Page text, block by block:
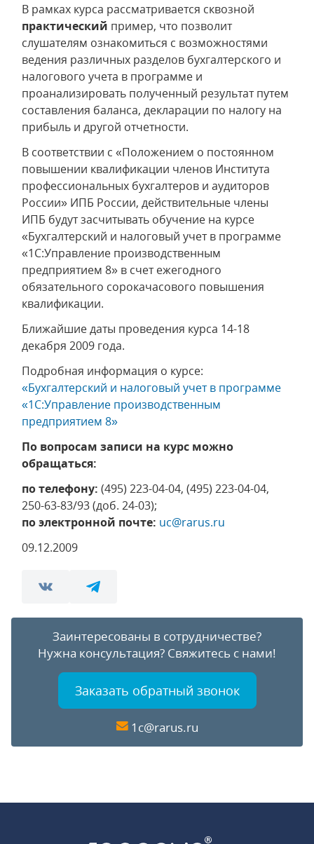
В рамках курса рассматривается сквозной
практический пример, что позволит
слушателям ознакомиться с возможностями
ведения различных разделов бухгалтерского и
налогового учета в программе и
проанализировать полученный результат путем
составления баланса, декларации по налогу на
прибыль и другой отчетности.
В соответствии с «Положением о постоянном
повышении квалификации членов Института
профессиональных бухгалтеров и аудиторов
России» ИПБ России, действительные члены
ИПБ будут засчитывать обучение на курсе
«Бухгалтерский и налоговый учет в программе
«1С:Управление производственным
предприятием 8» в счет ежегодного
обязательного сорокачасового повышения
квалификации.
Ближайшие даты проведения курса 14-18
декабря 2009 года.
Подробная информация о курсе:
«Бухгалтерский и налоговый учет в программе
«1С:Управление производственным
предприятием 8»
По вопросам записи на курс можно
обращаться:
по телефону: (495) 223-04-04, (495) 223-04-04,
250-63-83/93 (доб. 24-03);
по электронной почте: uc@rarus.ru
09.12.2009
Заинтересованы в сотрудничестве?
Нужна консультация? Свяжитесь с нами!
Заказать обратный звонок
1c@rarus.ru